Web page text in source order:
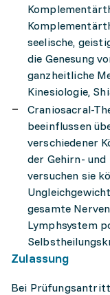
seelische,
die Genesung
ganzheitliche
Kinesiologie,
Craniosacral-
beeinflussen
verschiedener
der Gehirn-
versuchen sie
gesamte
Lymphsystem
Zulassung
Bei